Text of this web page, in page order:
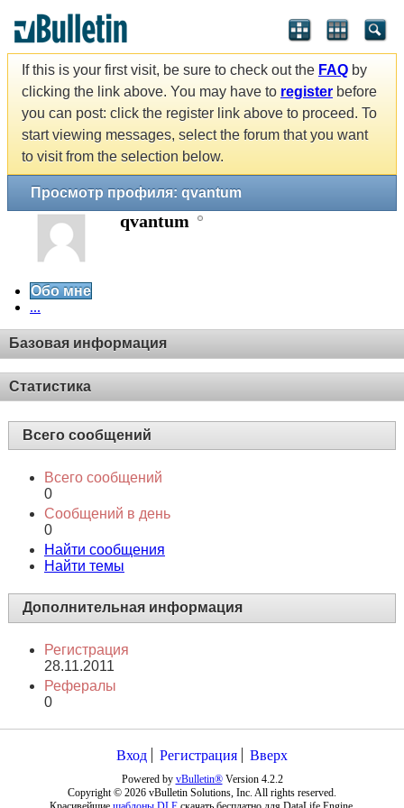
If this is your first visit, be sure to check out the FAQ by
clicking the link above. You may have to register before
you can post: click the register link above to proceed. To
start viewing messages, select the forum that you want
to visit from the selection below.
Просмотр профиля: qvantum
qvantum
Обо мне
...
Базовая информация
Статистика
Всего сообщений
Всего сообщений
0
Сообщений в день
0
Найти сообщения
Найти темы
Дополнительная информация
Регистрация
28.11.2011
Рефералы
0
Вход Регистрация Вверх
Powered by vBulletin®Version 4.2.2
Copyright © 2026 vBulletin Solutions, Inc. All rights reserved.